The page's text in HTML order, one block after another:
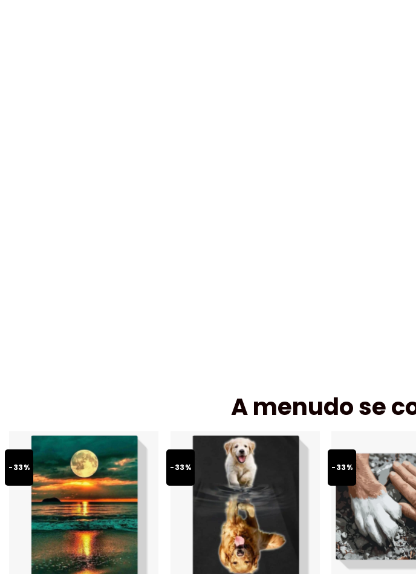
A menudo se
-33% -33% -33%